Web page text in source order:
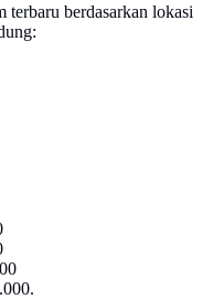
terbaru berdasarkan lokasi